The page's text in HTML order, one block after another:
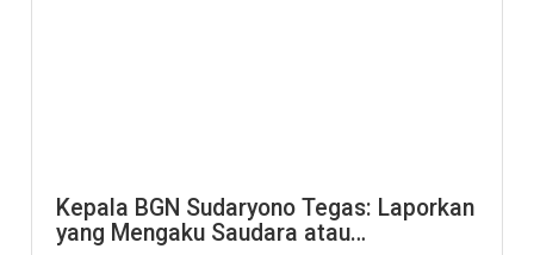
Kepala BGN Sudaryono Tegas: Laporkan
yang Mengaku Saudara atau…